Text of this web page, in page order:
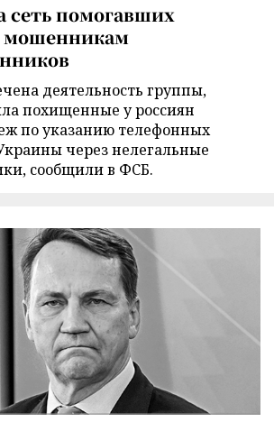
сеть помогавших
мошенникам
деятельность группы,
похищенные у россиян
по указанию телефонных
через нелегальные
сообщили в ФСБ.